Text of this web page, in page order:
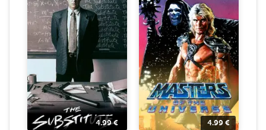
4.99€ 4.99 €